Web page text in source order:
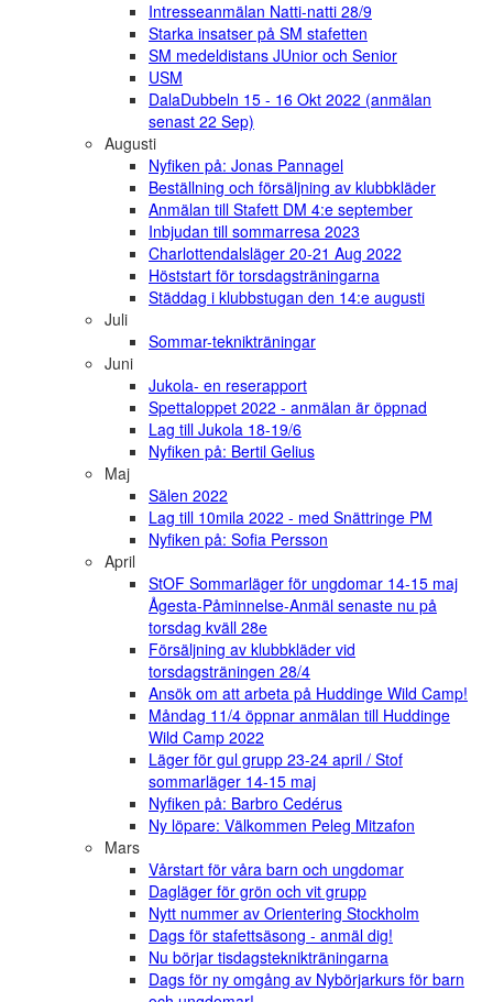
Intresseanmälan Natti-natti 28/9
Starka insatser på SM stafetten
SM medeldistans JUnior och Senior
USM
DalaDubbeln 15 - 16 Okt 2022 (anmälan
senast 22 Sep)
Augusti
Nyfiken på: Jonas Pannagel
Beställning och försäljning av klubbkläder
Anmälan till Stafett DM 4:e september
Inbjudan till sommarresa 2023
Charlottendalsläger 20-21 Aug 2022
Höststart för torsdagsträningarna
Städdag i klubbstugan den 14:e augusti
Juli
Sommar-teknikträningar
Juni
Jukola- en reserapport
Spettaloppet 2022 - anmälan är öppnad
Lag till Jukola 18-19/6
Nyfiken på: Bertil Gelius
Maj
Sälen 2022
Lag till 10mila 2022 - med Snättringe PM
Nyfiken på: Sofia Persson
April
StOF Sommarläger för ungdomar 14-15 maj
Ågesta-Påminnelse-Anmäl senaste nu på
torsdag kväll 28e
Försäljning av klubbkläder vid
torsdagsträningen 28/4
Ansök om att arbeta på Huddinge Wild Camp!
Måndag 11/4 öppnar anmälan till Huddinge
Wild Camp 2022
Läger för gul grupp 23-24 april / Stof
sommarläger 14-15 maj
Nyfiken på: Barbro Cedérus
Ny löpare: Välkommen Peleg Mitzafon
Mars
Vårstart för våra barn och ungdomar
Dagläger för grön och vit grupp
Nytt nummer av Orientering Stockholm
Dags för stafettsäsong - anmäl dig!
Nu börjar tisdagsteknikträningarna
Dags för ny omgång av Nybörjarkurs för barn